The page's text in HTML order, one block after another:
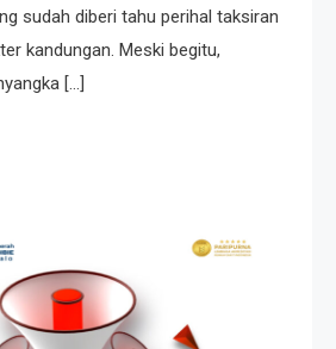
sudah diberi tahu perihal taksiran
kandungan. Meski begitu,
[…]